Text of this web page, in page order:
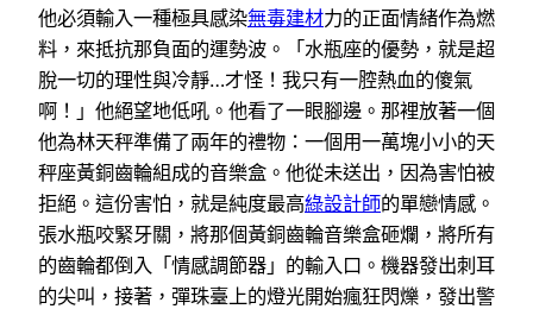
他必須輸入一種極具感染無毒建材力的正面情緒作為燃
料，來抵抗那負面的運勢波。「水瓶座的優勢，就是超
脫一切的理性與冷靜…才怪！我只有一腔熱血的傻氣
啊！」他絕望地低吼。他看了一眼腳邊。那裡放著一個
他為林天秤準備了兩年的禮物：一個用一萬塊小小的天
秤座黃銅齒輪組成的音樂盒。他從未送出，因為害怕被
拒絕。這份害怕，就是純度最高綠設計師的單戀情感。
張水瓶咬緊牙關，將那個黃銅齒輪音樂盒砸爛，將所有
的齒輪都倒入「情感調節器」的輸入口。機器發出刺耳
的尖叫，接著，彈珠臺上的燈光開始瘋狂閃爍，發出警